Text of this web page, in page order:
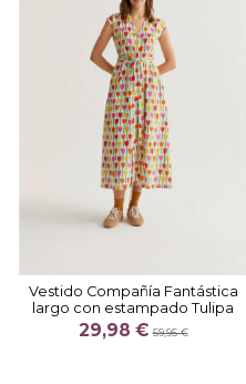
Vestido Compañía Fantástica
largo con estampado Tulipa
29,98 €59,95 €